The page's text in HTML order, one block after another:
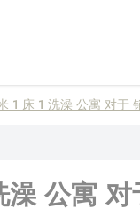
1 床 1 洗澡 公寓 对于
公寓 对